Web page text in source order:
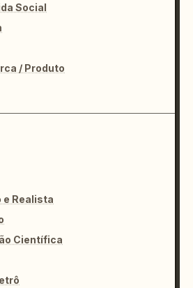
Social
/ Produto
Realista
Científica